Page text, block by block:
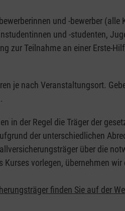
und -bewerber (alle
und -studenten,
zur Teilnahme an einer Erste-
je nach Veranstaltungsort.
in der Regel die Träger der
der unterschiedlichen
über die
vorlegen, übernehmen
finden Sie auf der